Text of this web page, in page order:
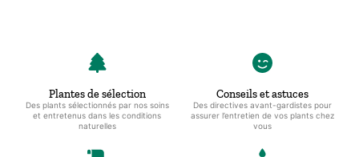
Plantes de sélection
Des plants sélectionnés par nos soins
et entretenus dans les conditions
naturelles
Conseils et astuces
Des directives avant-gardistes pour
assurer l’entretien de vos plants chez
vous